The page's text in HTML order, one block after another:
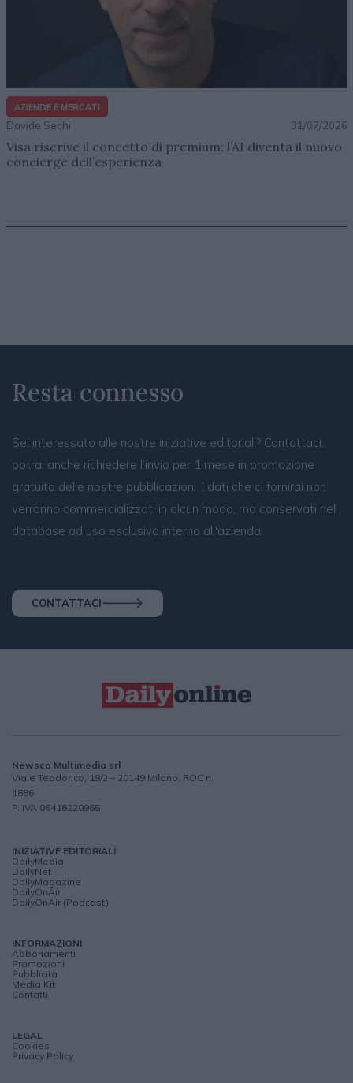
AZIENDE E MERCATI
Davide Sechi 31/07/2026
Visa riscrive il concetto di premium: l’AI diventa il nuovo
concierge dell’esperienza
Resta connesso
Sei interessato alle nostre iniziative editoriali? Contattaci,
potrai anche richiedere l’invio per 1 mese in promozione
gratuita delle nostre pubblicazioni. I dati che ci fornirai non
verranno commercializzati in alcun modo, ma conservati nel
database ad uso esclusivo interno all'azienda.
CONTATTACI
Newsco Multimedia srl
Viale Teodorico, 19/2 – 20149 Milano, ROC n.
1886
P. IVA 06418220965
INIZIATIVE EDITORIALI
DailyMedia
DailyNet
DailyMagazine
DailyOnAir
DailyOnAir (Podcast)
INFORMAZIONI
Abbonamenti
Promozioni
Pubblicità
Media Kit
Contatti
LEGAL
Cookies
Privacy Policy